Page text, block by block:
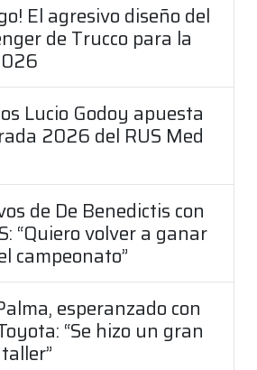
El agresivo diseño del
de Trucco para la
Lucio Godoy apuesta
2026 del RUS Med
de De Benedictis con
“Quiero volver a ganar
campeonato”
esperanzado con
“Se hizo un gran